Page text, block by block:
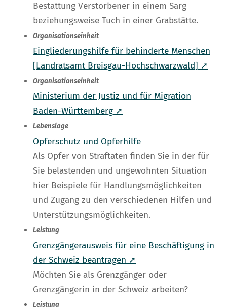
Bestattung Verstorbener in einem Sarg
beziehungsweise Tuch in einer Grabstätte.
Organisationseinheit
Eingliederungshilfe für behinderte Menschen
[Landratsamt Breisgau-Hochschwarzwald] ➚
Organisationseinheit
Ministerium der Justiz und für Migration
Baden-Württemberg ➚
Lebenslage
Opferschutz und Opferhilfe
Als Opfer von Straftaten finden Sie in der für
Sie belastenden und ungewohnten Situation
hier Beispiele für Handlungsmöglichkeiten
und Zugang zu den verschiedenen Hilfen und
Unterstützungsmöglichkeiten.
Leistung
Grenzgängerausweis für eine Beschäftigung in
der Schweiz beantragen ➚
Möchten Sie als Grenzgänger oder
Grenzgängerin in der Schweiz arbeiten?
Leistung